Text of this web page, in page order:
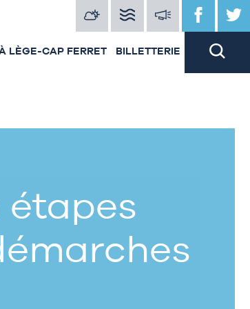
LÈGE-CAP FERRET BILLETTERIE
étapes